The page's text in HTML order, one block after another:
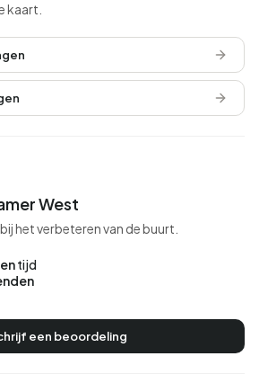
kaart.
West
het verbeteren van de buurt.
tijd
een beoordeling